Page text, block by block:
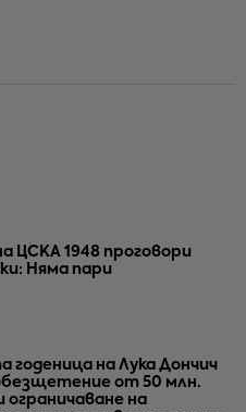
ЦСКА 1948 проговори
Няма пари
годеница на Лука Дончич
от 50 млн.
ограничаване на